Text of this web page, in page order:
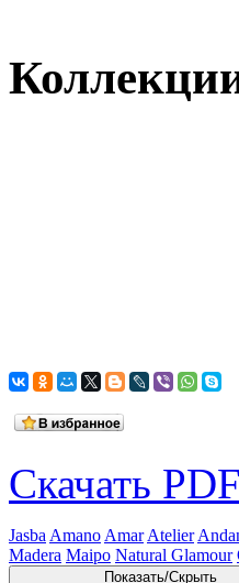
Скачать
Jasba Amano Amar Atelier
Madera Maipo Natural Glamour
Показать/Скрыть